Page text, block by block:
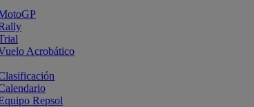
Acrobático
Repsol